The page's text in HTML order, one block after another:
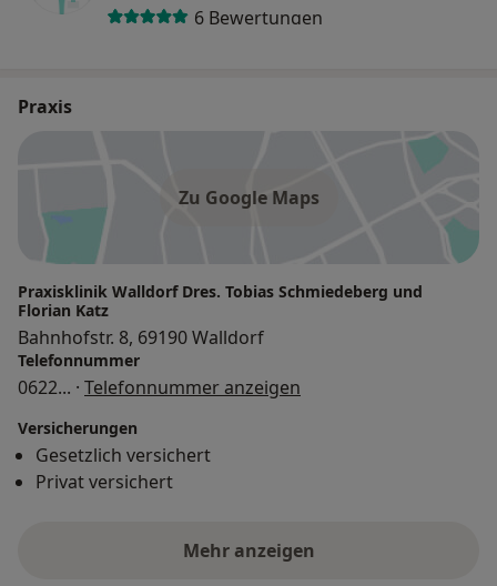
6 Bewertungen
Praxis
Zu Google Maps
Praxisklinik Walldorf Dres. Tobias Schmiedeberg und
Florian Katz
Bahnhofstr. 8, 69190 Walldorf
Telefonnummer
0622... · Telefonnummer anzeigen
Versicherungen
Gesetzlich versichert
Privat versichert
Mehr anzeigen